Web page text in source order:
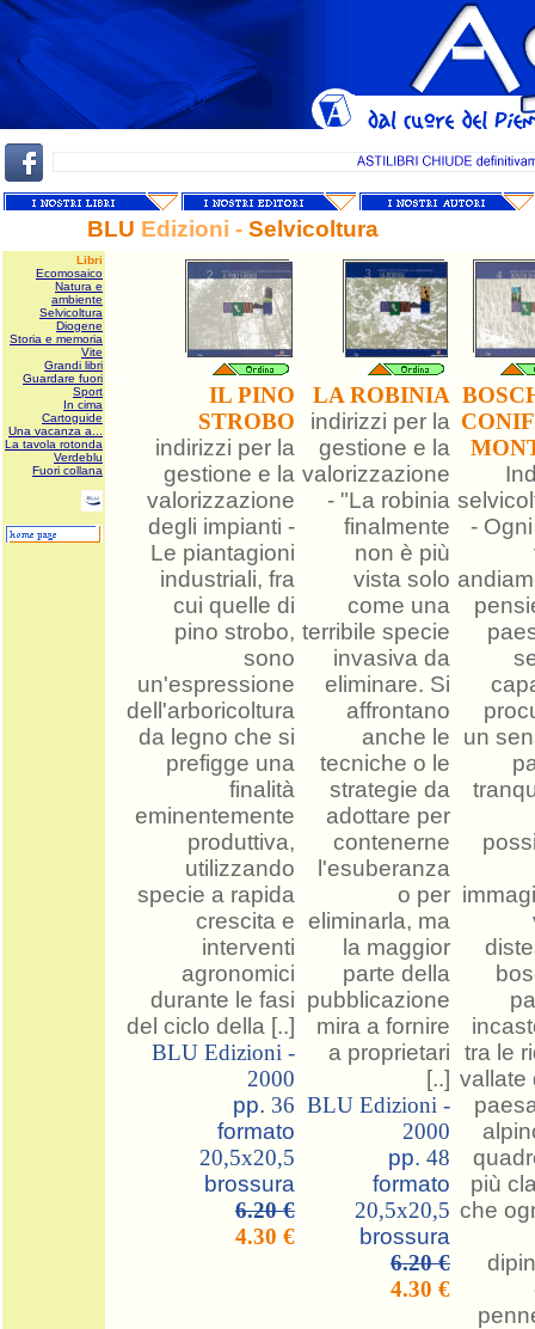
BLU Edizioni - Selvicoltura
Libri
Ecomosaico
Natura e
ambiente
Selvicoltura
Diogene
Storia e memoria
Vite
Grandi libri
Guardare fuori
Sport
In cima
Cartoguide
Una vacanza a...
La tavola rotonda
Verdeblu
Fuori collana
IL PINO
STROBO
indirizzi per la
gestione e la
valorizzazione
degli impianti -
Le piantagioni
industriali, fra
cui quelle di
pino strobo,
sono
un'espressione
dell'arboricoltura
da legno che si
prefigge una
finalità
eminentemente
produttiva,
utilizzando
specie a rapida
crescita e
interventi
agronomici
durante le fasi
del ciclo della [..]
BLU Edizioni -
2000
pp. 36
formato
20,5x20,5
brossura
6.20 €
4.30 €
LA ROBINIA
indirizzi per la
gestione e la
valorizzazione
- "La robinia
finalmente
non è più
vista solo
come una
terribile specie
invasiva da
eliminare. Si
affrontano
anche le
tecniche o le
strategie da
adottare per
contenerne
l'esuberanza
o per
eliminarla, ma
la maggior
parte della
pubblicazione
mira a fornire
a proprietari
[..]
BLU Edizioni -
2000
pp. 48
formato
20,5x20,5
brossura
6.20 €
4.30 €
-
un
tra le
vallate
più
che